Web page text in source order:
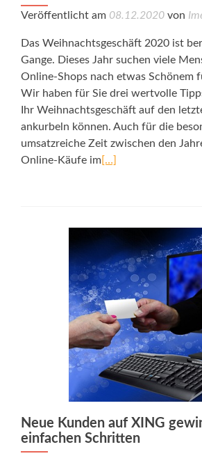
Veröffentlicht am 08.12.2020 von
Das Weihnachtsgeschäft 2020 ist
Gange. Dieses Jahr suchen viele
Online-Shops nach etwas Schönem
Wir haben für Sie drei wertvolle
Ihr Weihnachtsgeschäft auf den
ankurbeln können. Auch für die
umsatzreiche Zeit zwischen den
Online-Käufe im[…]
Neue Kunden auf XING
einfachen Schritten